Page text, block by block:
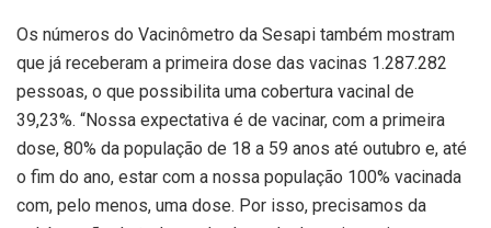
Os números do Vacinômetro da Sesapi também mostram
que já receberam a primeira dose das vacinas 1.287.282
pessoas, o que possibilita uma cobertura vacinal de
39,23%. “Nossa expectativa é de vacinar, com a primeira
dose, 80% da população de 18 a 59 anos até outubro e, até
o fim do ano, estar com a nossa população 100% vacinada
com, pelo menos, uma dose. Por isso, precisamos da